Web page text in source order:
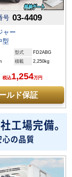
号 03-4409
ャー
型
型式
FD2ABG
積載 2,250kg
税込1,254万円
ルド保証